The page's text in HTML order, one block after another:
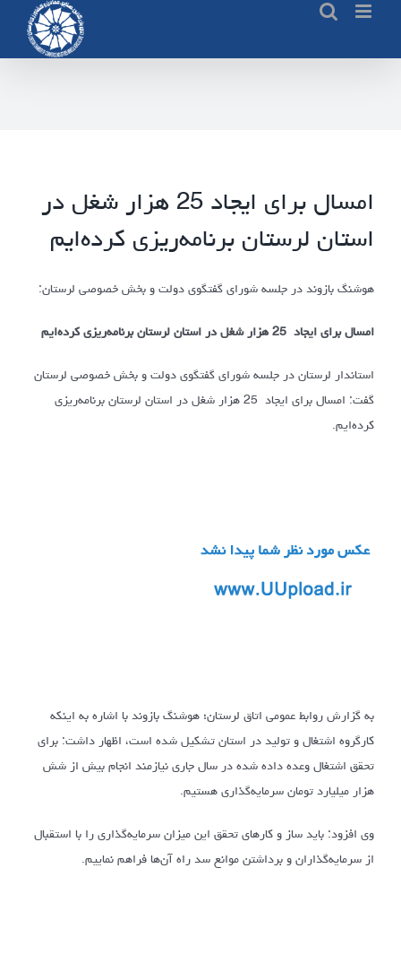
content
امسال برای ایجاد 25 هزار شغل در
استان لرستان برنامه‌ریزی کرده‌ایم
هوشنگ بازوند در جلسه شورای گفتگوی دولت و بخش خصوصی لرستان:
امسال برای ایجاد 25 هزار شغل در استان لرستان برنامه‌ریزی کرده‌ایم
استاندار لرستان در جلسه شورای گفتگوی دولت و بخش خصوصی لرستان
گفت: امسال برای ایجاد 25 هزار شغل در استان لرستان برنامه‌ریزی
کرده‌ایم.
به گزارش روابط عمومی اتاق لرستان؛ هوشنگ بازوند با اشاره به اینکه
کارگروه اشتغال و تولید در استان تشکیل شده است، اظهار داشت: برای
تحقق اشتغال وعده داده شده در سال جاری نیازمند انجام بیش از شش
هزار میلیارد تومان سرمایه‌گذاری هستیم.
وی افزود: باید ساز و کارهای تحقق این میزان سرمایه‌گذاری را با استقبال
از سرمایه‌گذاران و برداشتن موانع سد راه آن‌ها فراهم نماییم.